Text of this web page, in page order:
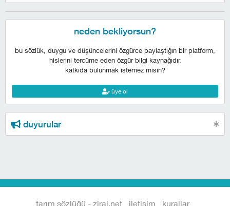
neden bekliyorsun?
bu sözlük, duygu ve düşüncelerini özgürce paylaştığın bir platform,
hislerini tercüme eden özgür bilgi kaynağıdır.
katkıda bulunmak istemez misin?
üye ol
duyurular
tarım sözlüğü - zirai.net iletişim kurallar